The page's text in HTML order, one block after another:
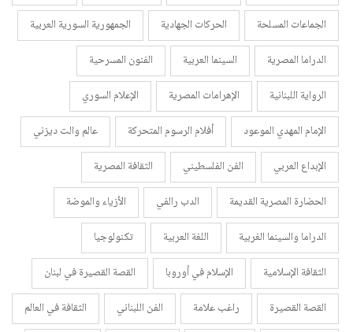
الجماعات المسلحة
الحركات الجهادية
الجمهورية السورية العربية
الدراما المصرية
السينما العربية
الفنون المسرحية
الرواية اللبنانية
الإهرامات المصرية
الإعلام السوري
الإمام المهدي الموعود
أفلام الرسوم المتحركة
عالم والت ديزني
الإبداع العربي
الفن الفلسطيني
الثقافة المصرية
الحضارة المصرية القديمة
الدب رالفي
الأزياء والموضة
الدراما والسينما الغربية
اللغة العربية
تكنولوجيا
الثقافة الإسلامية
الإسلام في أوروبا
القصة القصيرة في لبنان
القصة القصيرة
راغب علامة الفن اللبناني الثقافة في العالم